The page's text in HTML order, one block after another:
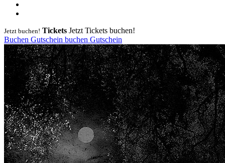
Jetzt buchen! Tickets Jetzt Tickets buchen!
Buchen Gutschein buchen Gutschein